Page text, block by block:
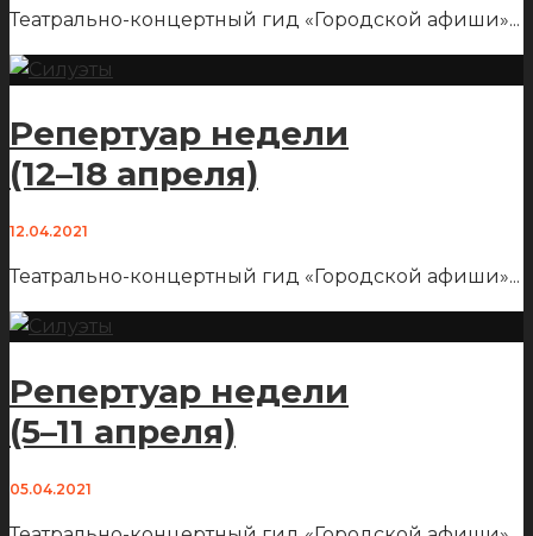
Театрально-концертный гид «Городской афиши»...
Репертуар недели
(12–18 апреля)
12.04.2021
Театрально-концертный гид «Городской афиши»...
Репертуар недели
(5–11 апреля)
05.04.2021